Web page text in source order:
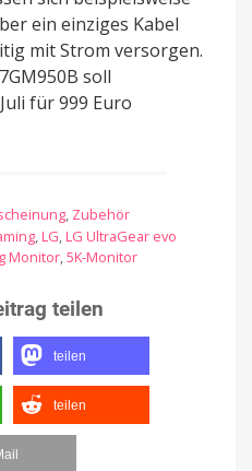
ein einziges Kabel
mit Strom versorgen.
soll
für 999 Euro
, Zubehör
, LG, LG UltraGear evo
Monitor,5K-Monitor
teilen
teilen
teilen